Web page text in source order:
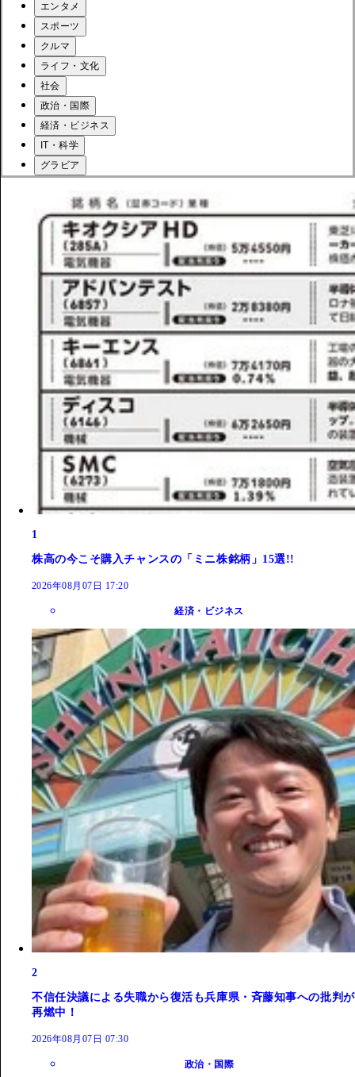
エンタメ
スポーツ
クルマ
ライフ・文化
社会
政治・国際
経済・ビジネス
IT・科学
グラビア
1
株高の今こそ購入チャンスの「ミニ株銘柄」15選!!
2026年08月07日 17:20
経済・ビジネス
2
不信任決議による失職から復活も兵庫県・斉藤知事への批判が
再燃中！
2026年08月07日 07:30
政治・国際